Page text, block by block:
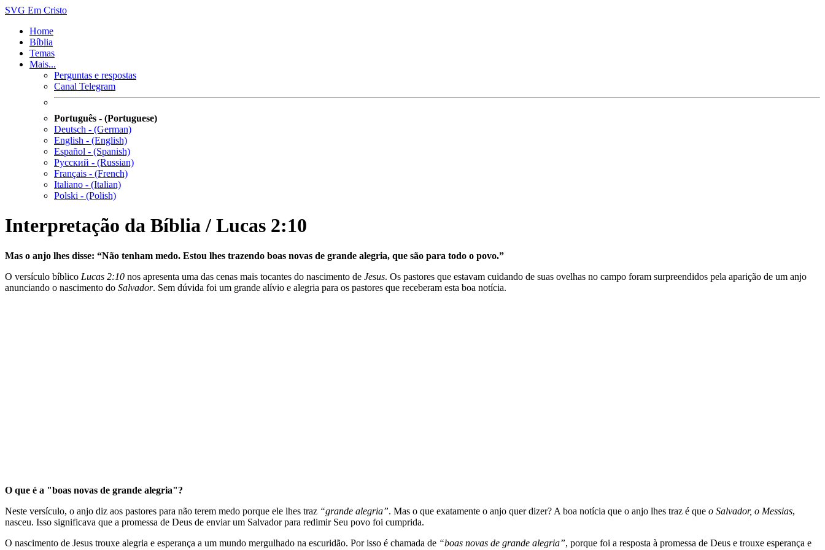
SVG Em Cristo
Home
Bíblia
Temas
Mais...
Perguntas e respostas
Canal Telegram
Português - (Portuguese)
Deutsch - (German)
English - (English)
Español - (Spanish)
Русский - (Russian)
Français - (French)
Italiano - (Italian)
Polski - (Polish)
Interpretação da Bíblia / Lucas 2:10
Mas o anjo lhes disse: “Não tenham medo. Estou lhes trazendo boas novas de grande alegria, que são para todo o povo.”
O versículo bíblico Lucas 2:10 nos apresenta uma das cenas mais tocantes do nascimento de Jesus. Os pastores que estavam cuidando de suas ovelhas no campo foram surpreendidos pela aparição de um anjo
anunciando o nascimento do Salvador. Sem dúvida foi um grande alívio e alegria para os pastores que receberam esta boa notícia.
O que é a "boas novas de grande alegria"?
Neste versículo, o anjo diz aos pastores para não terem medo porque ele lhes traz “grande alegria”. Mas o que exatamente o anjo quer dizer? A boa notícia que o anjo lhes traz é que o Salvador, o Messias,
nasceu. Isso significava que a promessa de Deus de enviar um Salvador para redimir Seu povo foi cumprida.
O nascimento de Jesus trouxe alegria e esperança a um mundo mergulhado na escuridão. Por isso é chamada de “boas novas de grande alegria”, porque foi a resposta à promessa de Deus e trouxe esperança e